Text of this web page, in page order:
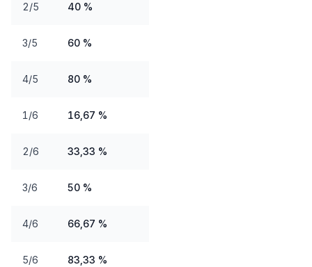
2/5 40 %
3/5 60 %
4/5 80 %
1/6 16,67 %
2/6 33,33 %
3/6 50 %
4/6 66,67 %
5/6 83,33 %